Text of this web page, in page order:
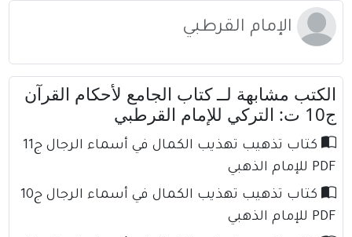
الإمام القرطبي
الكتب مشابهة لــ كتاب الجامع لأحكام القرآن
ج10 ت: التركي للإمام القرطبي
كتاب تذهيب تهذيب الكمال في أسماء الرجال ج11
PDF للإمام الذهبي
كتاب تذهيب تهذيب الكمال في أسماء الرجال ج10
PDF للإمام الذهبي